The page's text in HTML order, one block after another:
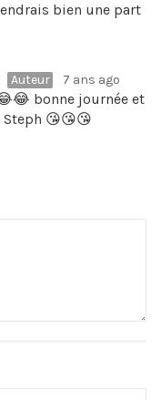
bien une part
Auteur 7 ans ago
bonne journée et
😘😘😘